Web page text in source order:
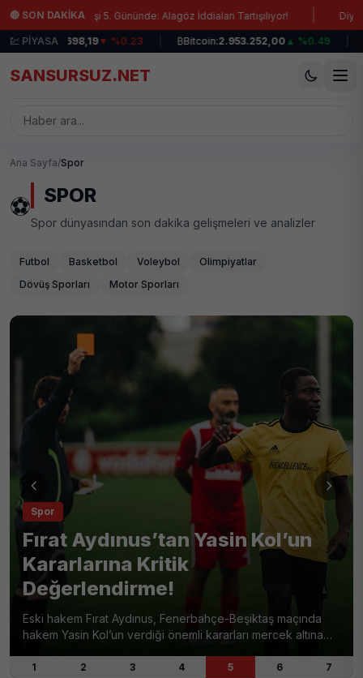
Ana içeriğe atla
🔴 SON DAKİKA
Direnişi 5. Gününde: Alagöz İddiaları Tartışılıyor! | Diyaliz
💹 PİYASA
100:12.698,19▼ %0.23 Bitcoin:2.953.252,00▲ %0.49
SANSURSUZ.NET
Ana Sayfa/Spor
⚽ SPOR
Spor dünyasından son dakika gelişmeleri ve analizler
Futbol Basketbol Voleybol
Olimpiyatlar
Dövüş Sporları
Motor Sporları
Spor
Fırat Aydınus’tan Yasin Kol’un
Kararlarına Kritik
Değerlendirme!
Eski hakem Fırat Aydınus, Fenerbahçe-Beşiktaş maçında
hakem Yasin Kol’un verdiği önemli kararları mercek altına
son dakikadaki penaltıya yönelik çarpıcı yorumlar yaptı.
1 2 3 4 5 6 7